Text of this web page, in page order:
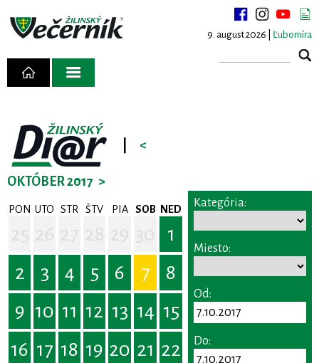
9. august 2026 | Ľubomíra
<
OKTÓBER 2017 >
PON UTO STR ŠTV PIA SOB NED
1
2
3 4 5 6 7
8
9 10 11 12 13 14 15
16 17 18 19 20 21 22
Kategória:
Miesto:
Od:
Do: